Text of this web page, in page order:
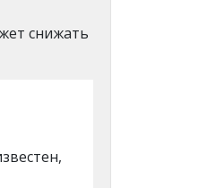
снижать